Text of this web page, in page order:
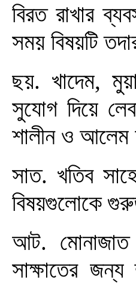
বিরত রাখার
সময় বিষয়টি
ছয়. খাদেম,
সুযোগ দিয়ে
শালীন ও
সাত. খতিব
বিষয়গুলোকে
আট. মোনাজাত
সাক্ষাতের